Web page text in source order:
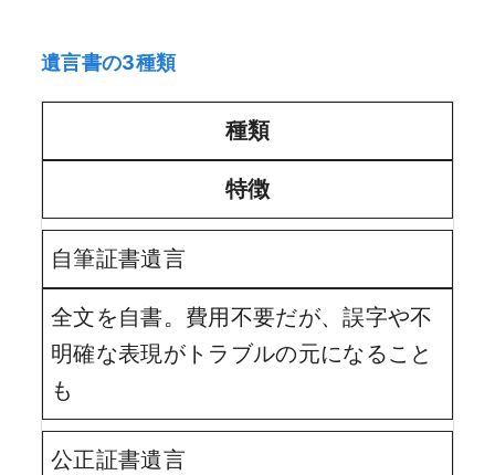
遺言書の3種類
種類
特徴
自筆証書遺言
全文を自書。費用不要だが、誤字や不
明確な表現がトラブルの元になること
も
公正証書遺言